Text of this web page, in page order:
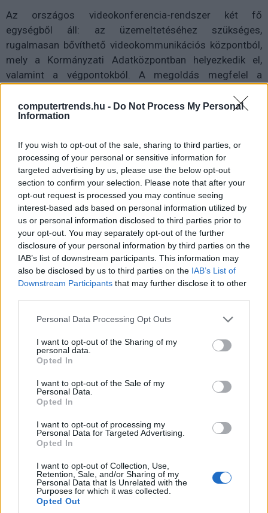
computertrends.hu - Do Not Process My Personal
Information
If you wish to opt-out of the sale, sharing to third parties, or
processing of your personal or sensitive information for
targeted advertising by us, please use the below opt-out
section to confirm your selection. Please note that after your
opt-out request is processed you may continue seeing
interest-based ads based on personal information utilized by
us or personal information disclosed to third parties prior to
your opt-out. You may separately opt-out of the further
disclosure of your personal information by third parties on the
IAB’s list of downstream participants. This information may
also be disclosed by us to third parties on the IAB’s List of
Downstream Participants that may further disclose it to other
Please note that this website/app uses one or more Google
not limited to your visit or usage behaviour. You may click to
grant or deny consent to Google and its third-party tags to
use your data for below specified purposes in below Google
consent section.
Personal Data Processing Opt Outs
I want to opt-out of the Sharing of my
personal data.
Opted In
I want to opt-out of the Sale of my
Personal Data.
Opted In
I want to opt-out of processing my
Personal Data for Targeted Advertising.
Opted In
I want to opt-out of Collection, Use,
Retention, Sale, and/or Sharing of my
Personal Data that Is Unrelated with the
Purposes for which it was collected.
Opted Out
Az országos videokonferencia-rendszer két fő
egységből áll: az üzemeltetéséhez szükséges,
rugalmasan bővíthető videokommunikációs központból,
mely a Kormányzati Adatközpontban helyezkedik el,
valamint a végpontokból. A megoldás megfelel a
videokonferencia jelfolyam az átviteli hálózat teljes
szakaszán titkosított.
megvalósult projekt 2,984 milliárd forint vissza nem
térítendő európai uniós támogatásban részesült,
Magyarország költségvetése finanszíroz a
Közigazgatás- és Közszolgáltatás-fejlesztés Operatív
Operatív Program keretében.
Diákok a munkaerőpiacon: Így formálják a 2026-os
trendeket a fiatalok elvárásai (X)
A diákoknak már nem elég a magas órabér,